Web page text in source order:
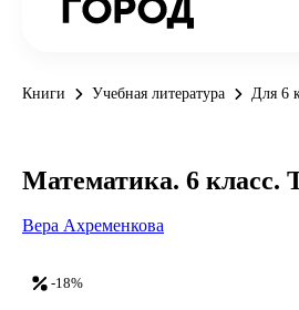
Книги Учебная литература Для 6
-18%
Математика. 6 класс.
Вера Ахременкова